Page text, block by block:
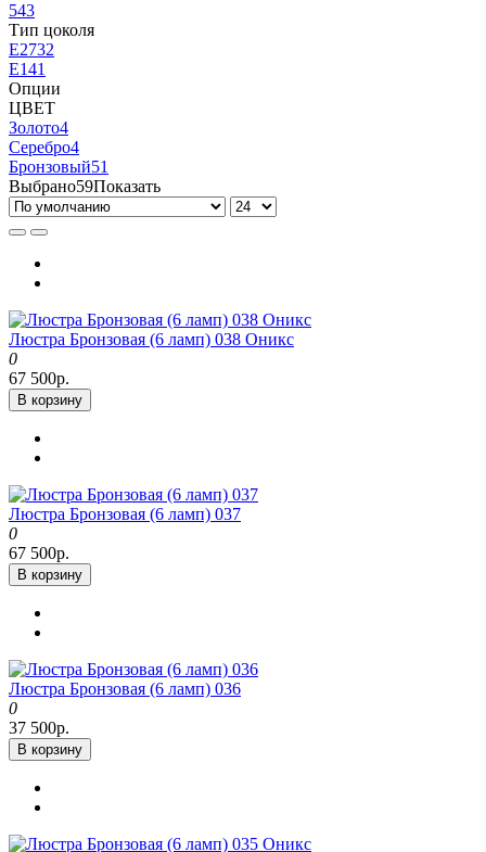
543
Тип цоколя
E2732
Е141
Опции
ЦВЕТ
Золото4
Серебро4
Бронзовый51
Выбрано59Показать
Люстра Бронзовая (6 ламп) 038 Оникс
0
67 500р.
В корзину
Люстра Бронзовая (6 ламп) 037
0
67 500р.
В корзину
Люстра Бронзовая (6 ламп) 036
0
37 500р.
В корзину